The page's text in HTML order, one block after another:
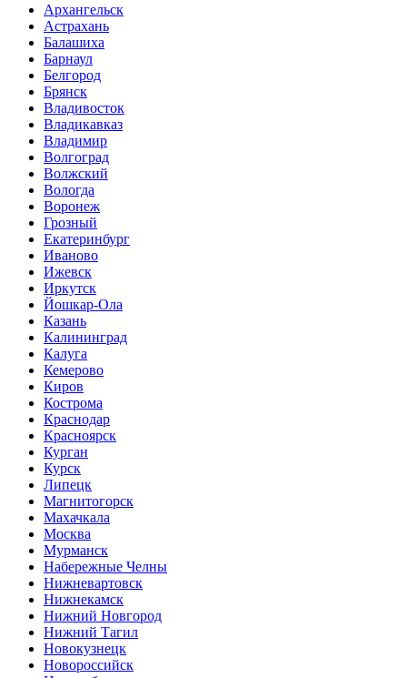
Архангельск
Астрахань
Балашиха
Барнаул
Белгород
Брянск
Владивосток
Владикавказ
Владимир
Волгоград
Волжский
Вологда
Воронеж
Грозный
Екатеринбург
Иваново
Ижевск
Иркутск
Йошкар-Ола
Казань
Калининград
Калуга
Кемерово
Киров
Кострома
Краснодар
Красноярск
Курган
Курск
Липецк
Магнитогорск
Махачкала
Москва
Мурманск
Набережные Челны
Нижневартовск
Нижнекамск
Нижний Новгород
Нижний Тагил
Новокузнецк
Новороссийск